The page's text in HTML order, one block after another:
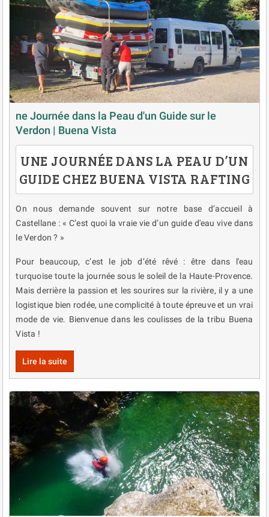
ne Journée dans la Peau d'un Guide sur le
Verdon | Buena Vista
UNE JOURNÉE DANS LA PEAU D’UN
GUIDE CHEZ BUENA VISTA RAFTING
On nous demande souvent sur notre base d’accueil à
Castellane : « C’est quoi la vraie vie d’un guide d'eau vive dans
le Verdon ? »
Pour beaucoup, c’est le job d’été rêvé : être dans l'eau
turquoise toute la journée sous le soleil de la Haute-Provence.
Mais derrière la passion et les sourires sur la rivière, il y a une
logistique bien rodée, une complicité à toute épreuve et un vrai
mode de vie. Bienvenue dans les coulisses de la tribu Buena
Vista !
Lire la suite